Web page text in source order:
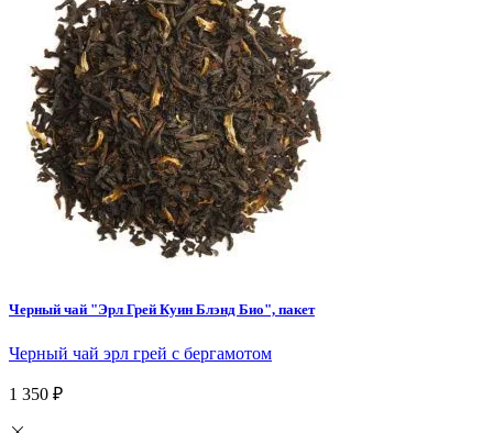
Черный чай "Эрл Грей Куин Блэнд Био", пакет
Черный чай эрл грей с бергамотом
1 350 ₽